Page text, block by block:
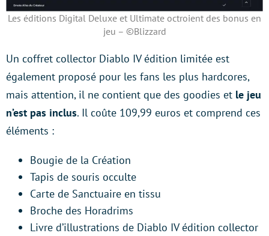
Les éditions Digital Deluxe et Ultimate octroient des bonus en
jeu – ©Blizzard
Un coffret collector Diablo IV édition limitée est
également proposé pour les fans les plus hardcores,
mais attention, il ne contient que des goodies et le jeu
n’est pas inclus. Il coûte 109,99 euros et comprend ces
éléments :
Bougie de la Création
Tapis de souris occulte
Carte de Sanctuaire en tissu
Broche des Horadrims
Livre d’illustrations de Diablo IV édition collector